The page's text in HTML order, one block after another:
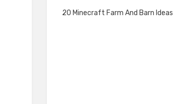
20 Minecraft Farm And Barn Ideas